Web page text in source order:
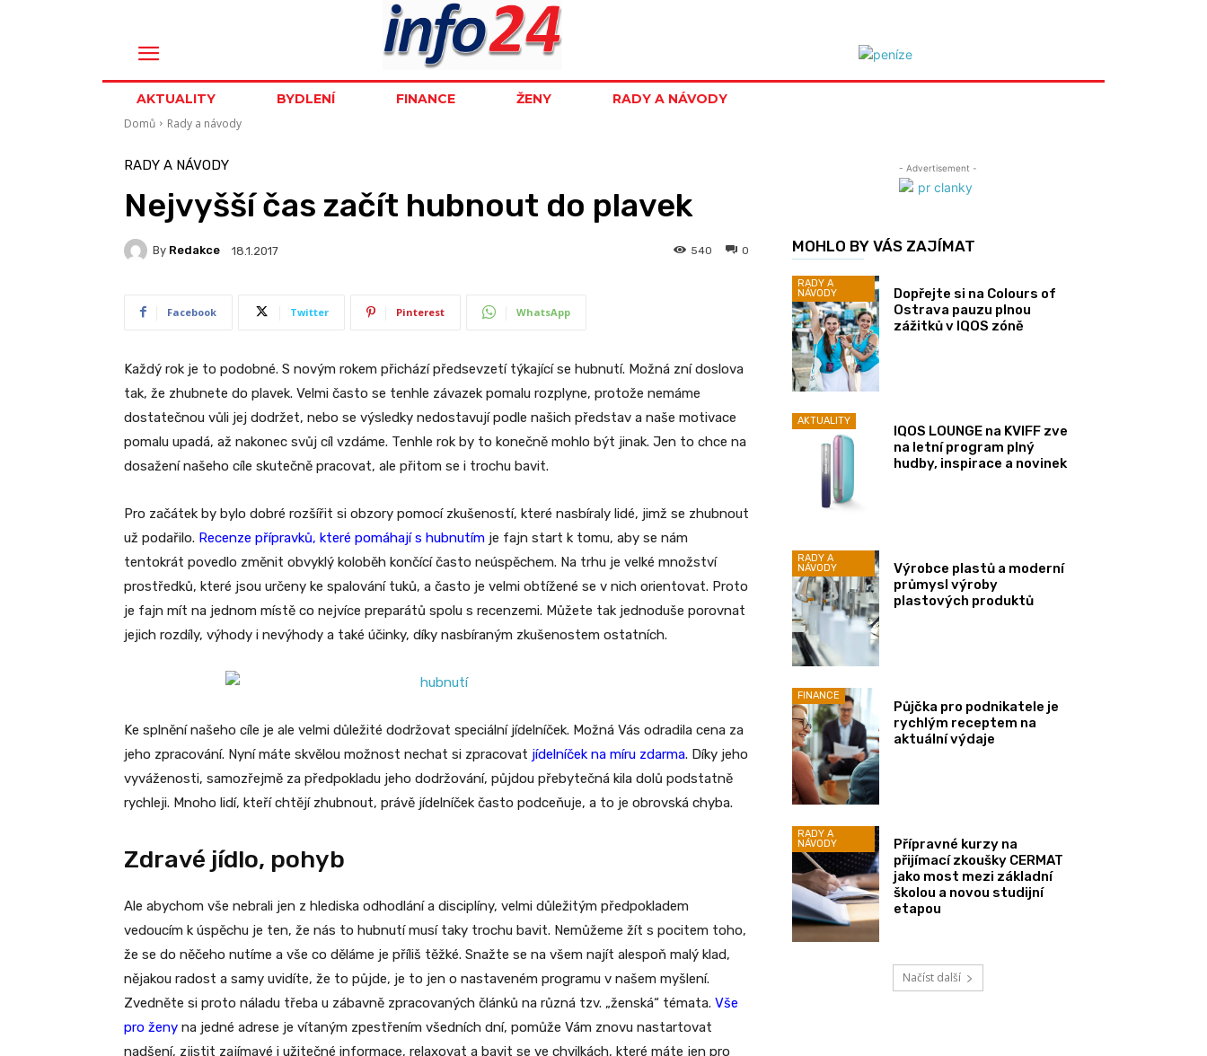
AKTUALITY BYDLENÍ FINANCE ŽENY RADY A NÁVODY
Domů Rady a návody
RADY A NÁVODY
Nejvyšší čas začít hubnout do plavek
By Redakce 18.1.2017 0
540
Facebook Twitter Pinterest WhatsApp
Každý rok je to podobné. S novým rokem přichází předsevzetí týkající se hubnutí. Možná zní doslova
tak, že zhubnete do plavek. Velmi často se tenhle závazek pomalu rozplyne, protože nemáme
dostatečnou vůli jej dodržet, nebo se výsledky nedostavují podle našich představ a naše motivace
pomalu upadá, až nakonec svůj cíl vzdáme. Tenhle rok by to konečně mohlo být jinak. Jen to chce na
dosažení našeho cíle skutečně pracovat, ale přitom se i trochu bavit.
Pro začátek by bylo dobré rozšířit si obzory pomocí zkušeností, které nasbíraly lidé, jimž se zhubnout
už podařilo. Recenze přípravků, které pomáhají s hubnutím je fajn start k tomu, aby se nám
tentokrát povedlo změnit obvyklý koloběh končící často neúspěchem. Na trhu je velké množství
prostředků, které jsou určeny ke spalování tuků, a často je velmi obtížené se v nich orientovat. Proto
je fajn mít na jednom místě co nejvíce preparátů spolu s recenzemi. Můžete tak jednoduše porovnat
jejich rozdíly, výhody i nevýhody a také účinky, díky nasbíraným zkušenostem ostatních.
Ke splnění našeho cíle je ale velmi důležité dodržovat speciální jídelníček. Možná Vás odradila cena za
jeho zpracování. Nyní máte skvělou možnost nechat si zpracovat jídelníček na míru zdarma. Díky jeho
vyváženosti, samozřejmě za předpokladu jeho dodržování, půjdou přebytečná kila dolů podstatně
rychleji. Mnoho lidí, kteří chtějí zhubnout, právě jídelníček často podceňuje, a to je obrovská chyba.
Zdravé jídlo, pohyb
Ale abychom vše nebrali jen z hlediska odhodlání a disciplíny, velmi důležitým předpokladem
vedoucím k úspěchu je ten, že nás to hubnutí musí taky trochu bavit. Nemůžeme žít s pocitem toho,
že se do něčeho nutíme a vše co děláme je příliš těžké. Snažte se na všem najít alespoň malý klad,
nějakou radost a samy uvidíte, že to půjde, je to jen o nastaveném programu v našem myšlení.
Zvedněte si proto náladu třeba u zábavně zpracovaných článků na různá tzv. „ženská“ témata. Vše
pro ženy na jedné adrese je vítaným zpestřením všedních dní, pomůže Vám znovu nastartovat
nadšení, zjistit zajímavé i užitečné informace, relaxovat a bavit se ve chvilkách, které máte jen pro
- Advertisement -
MOHLO BY VÁS ZAJÍMAT
RADY A
NÁVODY
Dopřejte si na Colours of
Ostrava pauzu plnou
zážitků v IQOS zóně
AKTUALITY
IQOS LOUNGE na KVIFF zve
na letní program plný
hudby, inspirace a novinek
RADY A
NÁVODY
Výrobce plastů a moderní
průmysl výroby
plastových produktů
FINANCE
Půjčka pro podnikatele je
rychlým receptem na
aktuální výdaje
RADY A
NÁVODY
Přípravné kurzy na
přijímací zkoušky CERMAT
jako most mezi základní
školou a novou studijní
etapou
Načíst další